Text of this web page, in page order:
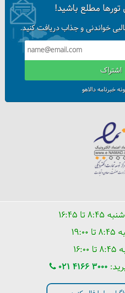
تورها مطلع باشید!
خواندنی و جذاب دریافت کنید.
اشتراک
خبرنامه دالاهو
۱۶:۴۵
021 4166 3000